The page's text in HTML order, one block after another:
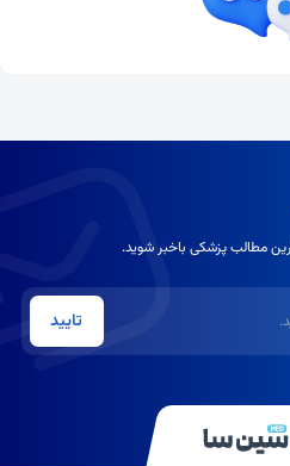
مطالب پزشکی باخبر شوید.
تایید